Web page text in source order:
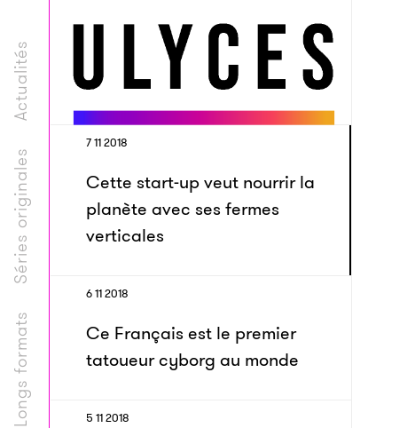
Longs formats
Séries originales
Actualités
7 11 2018
Cette start-up veut nourrir la
planète avec ses fermes
verticales
6 11 2018
Ce Français est le premier
tatoueur cyborg au monde
5 11 2018